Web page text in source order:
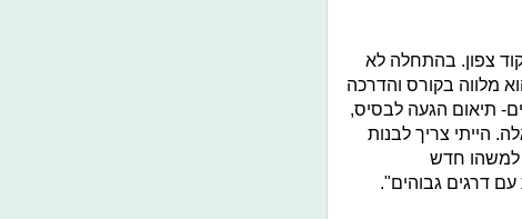
שלי בפיקוד צפון. בהתחלה לא
מלווה בקורס והדרכה
תיאום הגעה לבסיס,
הייתי צריך לבנות
למשהו חדש
דרגים גבוהים".